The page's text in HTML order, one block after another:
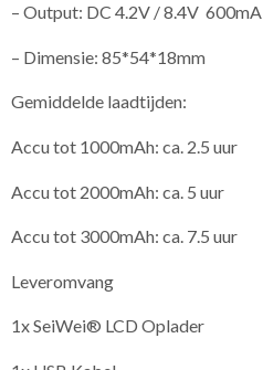
– Output: DC 4.2V / 8.4V 600mA
– Dimensie: 85*54*18mm
Gemiddelde laadtijden:
Accu tot 1000mAh: ca. 2.5 uur
Accu tot 2000mAh: ca. 5 uur
Accu tot 3000mAh: ca. 7.5 uur
Leveromvang
1x SeiWei® LCD Oplader